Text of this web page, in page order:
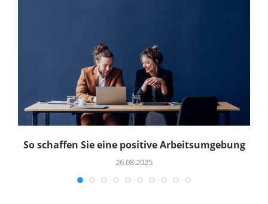
So schaffen Sie eine positive Arbeitsumgebung
26.08.2025